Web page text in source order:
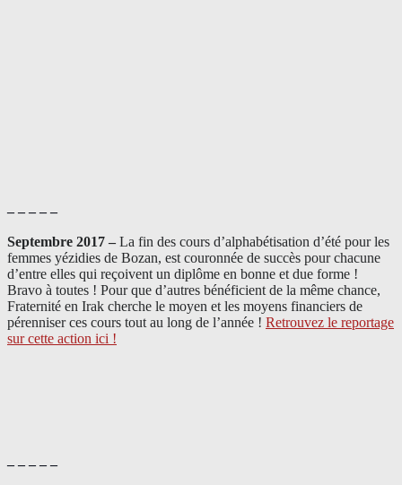
– – – – –
Septembre 2017 – La fin des cours d’alphabétisation d’été pour les
femmes yézidies de Bozan, est couronnée de succès pour chacune
d’entre elles qui reçoivent un diplôme en bonne et due forme !
Bravo à toutes ! Pour que d’autres bénéficient de la même chance,
Fraternité en Irak cherche le moyen et les moyens financiers de
pérenniser ces cours tout au long de l’année ! Retrouvez le reportage
sur cette action ici !
– – – – –